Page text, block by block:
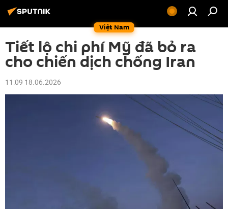
Việt Nam
Tiết lộ chi phí Mỹ đã bỏ ra
cho chiến dịch chống Iran
11:09 18.06.2026